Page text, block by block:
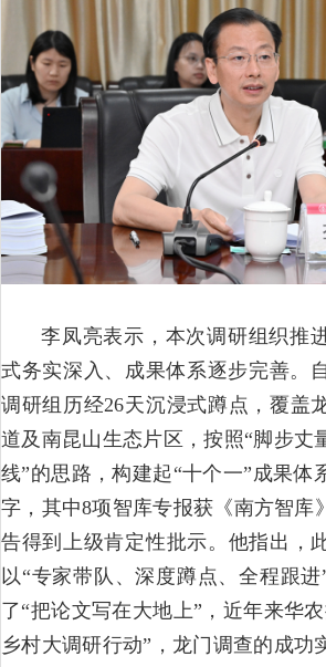
李凤亮表示，本次调研组织推
式务实深入、成果体系逐步完善。
调研组历经26天沉浸式蹲点，覆盖
道及南昆山生态片区，按照“脚步丈
线”的思路，构建起“十个一”成果体
字，其中8项智库专报获《南方智库
告得到上级肯定性批示。他指出，
以“专家带队、深度蹲点、全程跟
了“把论文写在大地上”，近年来华
乡村大调研行动”，龙门调查的成功